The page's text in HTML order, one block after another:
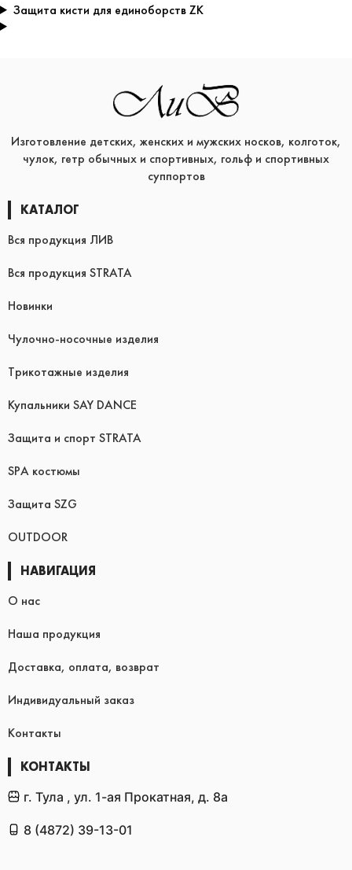
Защита кисти для единоборств ZK
Изготовление детских, женских и мужских носков, колготок,
чулок, гетр обычных и спортивных, гольф и спортивных
суппортов
КАТАЛОГ
Вся продукция ЛИВ
Вся продукция STRATA
Новинки
Чулочно-носочные изделия
Трикотажные изделия
Купальники SAY DANCE
Защита и спорт STRATA
SPA костюмы
Защита SZG
OUTDOOR
НАВИГАЦИЯ
О нас
Наша продукция
Доставка, оплата, возврат
Индивидуальный заказ
Контакты
КОНТАКТЫ
г. Тула , ул. 1-ая Прокатная, д. 8а
8 (4872) 39-13-01